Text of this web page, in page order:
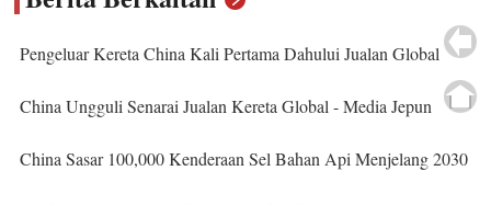
Pengeluar Kereta China Kali Pertama Dahului Jualan Global
China Ungguli Senarai Jualan Kereta Global - Media Jepun
China Sasar 100,000 Kenderaan Sel Bahan Api Menjelang 2030